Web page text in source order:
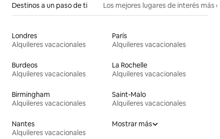
Destinos a un paso de ti Los mejores lugares de interés más
Londres
Alquileres vacacionales
París
Alquileres vacacionales
Burdeos
Alquileres vacacionales
La Rochelle
Alquileres vacacionales
Birmingham
Alquileres vacacionales
Saint-Malo
Alquileres vacacionales
Nantes
Alquileres vacacionales
Mostrar más